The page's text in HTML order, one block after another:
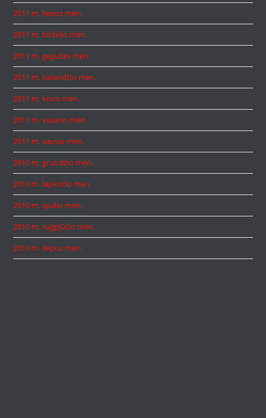
2011 m. liepos mėn.
2011 m. birželio mėn.
2011 m. gegužės mėn.
2011 m. balandžio mėn.
2011 m. kovo mėn.
2011 m. vasario mėn.
2011 m. sausio mėn.
2010 m. gruodžio mėn.
2010 m. lapkričio mėn.
2010 m. spalio mėn.
2010 m. rugpjūčio mėn.
2010 m. liepos mėn.